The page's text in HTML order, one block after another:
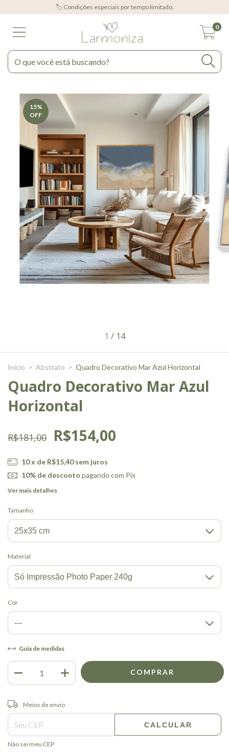
🏷️ Condições especiais por tempo limitado.
0
15%
OFF
1 / 14
Início > Abstrato > Quadro Decorativo Mar Azul Horizontal
Quadro Decorativo Mar Azul
Horizontal
R$181,00 R$154,00
10x de R$15,40 sem juros
10% de desconto pagando com Pix
Ver mais detalhes
Tamanho
Material
Cor
Guia de medidas
Entregas para o CEP:
Meios de envio
CALCULAR
Não sei meu CEP